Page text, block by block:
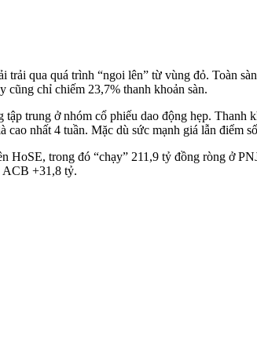
qua quá trình “ngoi lên” từ vùng đỏ. Toàn
chỉ chiếm 23,7% thanh khoản sàn.
trung ở nhóm cổ phiếu dao động hẹp.
nhất 4 tuần. Mặc dù sức mạnh giá lẫn điểm
HoSE, trong đó “chạy” 211,9 tỷ đồng ròng ở
+31,8 tỷ.